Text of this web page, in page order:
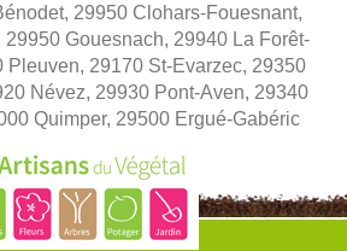
29950 Clohars-Fouesnant,
Gouesnach, 29940 La Forêt-
Pleuven, 29170 St-Evarzec, 29350
Névez, 29930 Pont-Aven, 29340
Quimper, 29500 Ergué-Gabéric